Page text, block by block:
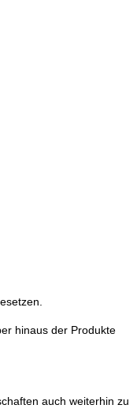
hinaus der Produkte
auch weiterhin zu